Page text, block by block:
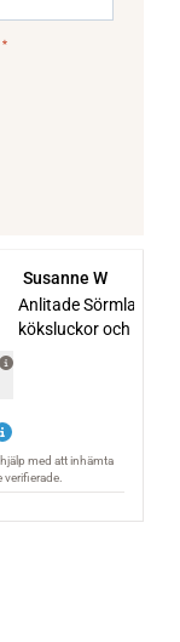
*